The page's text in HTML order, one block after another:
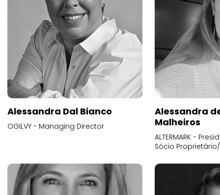
Alessandra Dal Bianco
OGILVY - Managing Director
Alessandra
Malheiros
ALTERMARK -
Sócio